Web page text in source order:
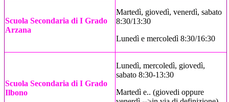
Scuola Secondaria di I Grado
Arzana
Martedì, giovedì, venerdì, sabato
8:30/13:30
Lunedì e mercoledì 8:30/16:30
Scuola Secondaria di I Grado
Ilbono
Lunedì, mercoledì, giovedì,
sabato 8:30-13:30
Martedì e.. (giovedi oppure